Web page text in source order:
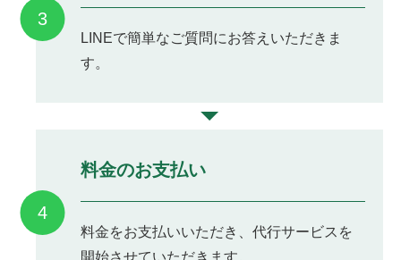
3
LINEで簡単なご質問にお答えいただきま
す。
4
料金のお支払い
料金をお支払いいただき、代行サービスを
開始させていただきます。